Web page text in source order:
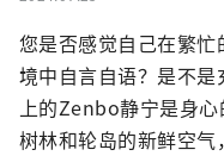
您是否感觉自己在繁
境中自言自语？是不
上的Zenbo静宁是身
树林和轮岛的新鲜空